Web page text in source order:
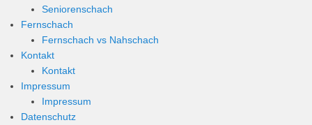
Seniorenschach
Fernschach
Fernschach vs Nahschach
Kontakt
Kontakt
Impressum
Impressum
Datenschutz